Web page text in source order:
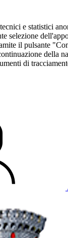
e statistici
selezione
il pulsante
della
di